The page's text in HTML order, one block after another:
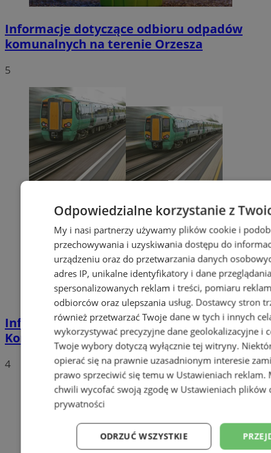
Informacje dotyczące odbioru odpadów
komunalnych na terenie Orzesza
5
Informacja dotycząca Centralnego Portu
Komunikacyjnego
4
Odpowiedzialne korzystanie z
My i nasi partnerzy używamy plików cookie i
przechowywania i uzyskiwania dostępu do
urządzeniu oraz do przetwarzania danych
adres IP, unikalne identyfikatory i dane
spersonalizowanych reklam i treści, pomiaru
odbiorców oraz ulepszania usług. Dostawcy stron
również przetwarzać Twoje dane w tych i innych
wykorzystywać precyzyjne dane geolokalizacyjne i
Twoje wybory dotyczą wyłącznie tej witryny.
opierać się na prawnie uzasadnionym interesie
prawo sprzeciwić się temu w Ustawieniach reklam.
chwili wycofać swoją zgodę w Ustawieniach plików
prywatności
ODRZUĆ WSZYSTKIE